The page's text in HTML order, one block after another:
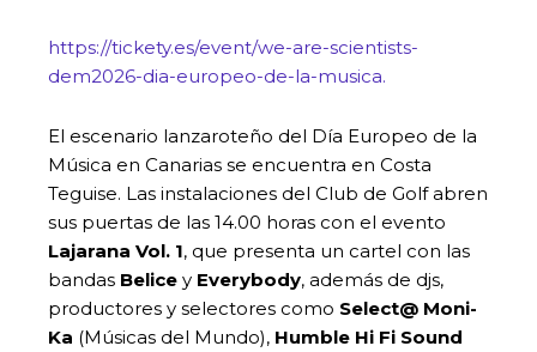
https://tickety.es/event/we-are-scientists-
dem2026-dia-europeo-de-la-musica.
El escenario lanzaroteño del Día Europeo de la
Música en Canarias se encuentra en Costa
Teguise. Las instalaciones del Club de Golf abren
sus puertas de las 14.00 horas con el evento
Lajarana Vol. 1, que presenta un cartel con las
bandas Belice y Everybody, además de djs,
productores y selectores como Select@ Moni-
Ka (Músicas del Mundo), Humble Hi Fi Sound